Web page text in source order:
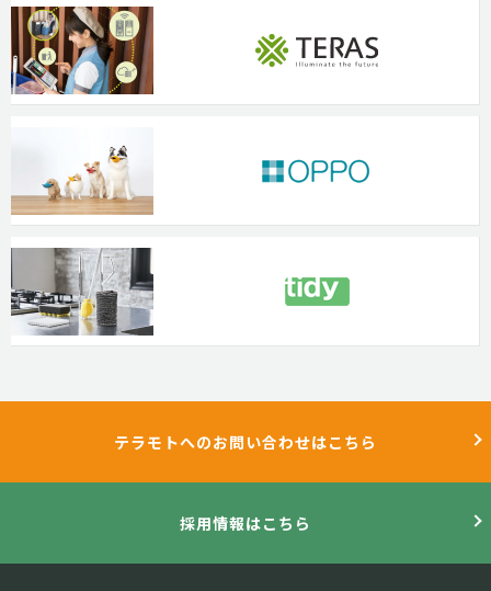
テラモトへのお問い合わせはこちら
採用情報はこちら